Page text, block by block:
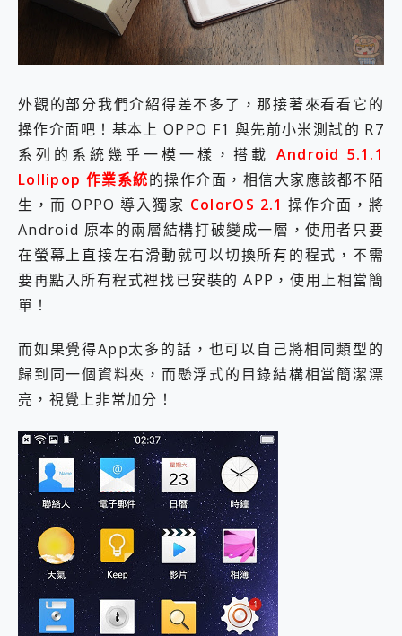
外觀的部分我們介紹得差不多了，那接著來看看它的
操作介面吧！基本上 OPPO F1 與先前小米測試的 R7
系列的系統幾乎一模一樣，搭載 Android 5.1.1
Lollipop 作業系統的操作介面，相信大家應該都不陌
生，而 OPPO 導入獨家 ColorOS 2.1操作介面，將
Android 原本的兩層結構打破變成一層，使用者只要
在螢幕上直接左右滑動就可以切換所有的程式，不需
要再點入所有程式裡找已安裝的 APP，使用上相當簡
單！
而如果覺得App太多的話，也可以自己將相同類型的
歸到同一個資料夾，而懸浮式的目錄結構相當簡潔漂
亮，視覺上非常加分！